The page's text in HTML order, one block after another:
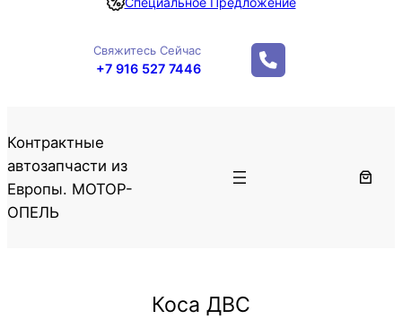
Свяжитесь Сейчас
+7 916 527 7446
Контрактные
автозапчасти из
Европы. МОТОР-
ОПЕЛЬ
Коса ДВС